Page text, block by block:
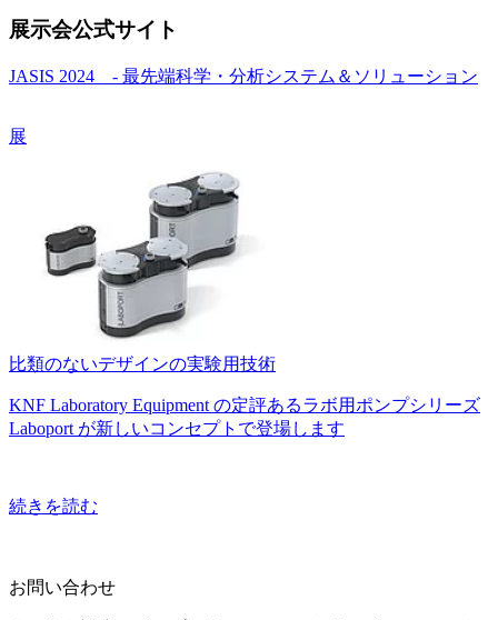
展示会公式サイト
JASIS 2024 - 最先端科学・分析システム＆ソリューション
展
比類のないデザインの実験用技術
KNF Laboratory Equipment の定評あるラボ用ポンプシリーズ
Laboport が新しいコンセプトで登場します
続きを読む
お問い合わせ